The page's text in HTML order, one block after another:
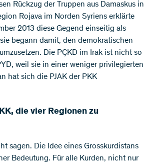
Rückzug der Truppen aus Damaskus in
Rojava im Norden Syriens erklärte
2013 diese Gegend einseitig als
begann damit, den demokratischen
Die PÇKD im Irak ist nicht so
weil sie in einer weniger privilegierten
hat sich die PJAK der PKK
die vier Regionen zu
sagen. Die Idee eines Grosskurdistans
Bedeutung. Für alle Kurden, nicht nur